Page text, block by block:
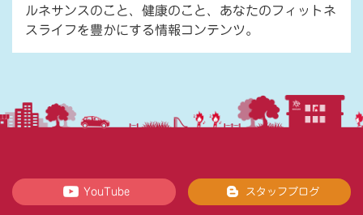
ルネサンスのこと、健康のこと、あなたのフィットネ
スライフを豊かにする情報コンテンツ。
YouTube スタッフブログ